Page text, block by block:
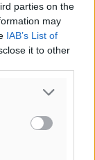
parties on the
may
IAB’s List of
it to other